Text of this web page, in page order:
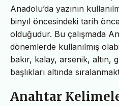
Anadolu’da yazının
binyıl öncesindeki tarih
olduğudur. Bu çalışmada
dönemlerde kullanılmış
bakır, kalay, arsenik, altın,
başlıkları altında
Anahtar